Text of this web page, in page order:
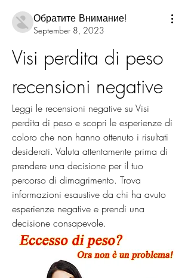
Обратите Внимание!
September 8, 2023
Visi perdita di peso
recensioni negative
Leggi le recensioni negative su Visi
perdita di peso e scopri le esperienze di
coloro che non hanno ottenuto i risultati
desiderati. Valuta attentamente prima di
prendere una decisione per il tuo
percorso di dimagrimento. Trova
informazioni esaustive da chi ha avuto
esperienze negative e prendi una
decisione consapevole.